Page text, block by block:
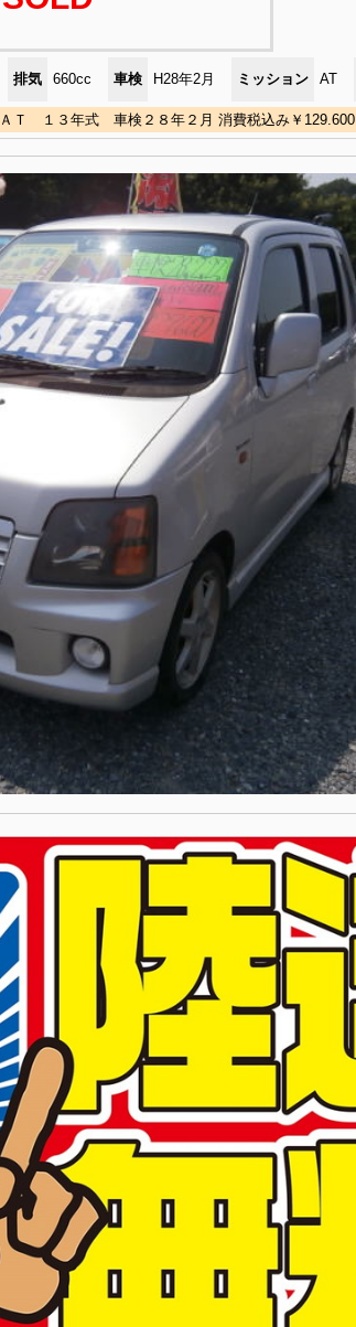
排気 660cc 車検 H28年2月 ミッション AT
１３年式 車検２８年２月 消費税込み￥129.600